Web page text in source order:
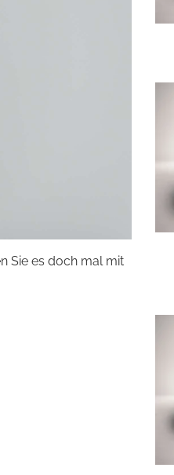
Sie es doch mal mit